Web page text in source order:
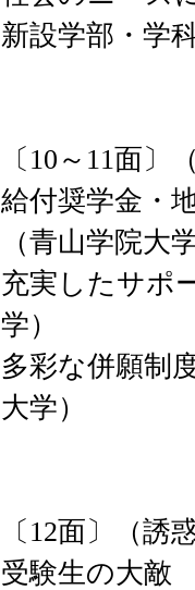
新設学部・学
〔 10～11面 〕
給付奨学金・
（青山学院大
充実したサポ
学）
多彩な併願制
大学）
〔 12面 〕
（誘
受験生の大敵